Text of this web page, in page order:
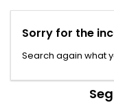
Sorry for the
Search again what